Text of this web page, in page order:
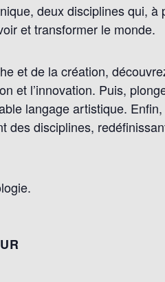
deux disciplines qui, à
et transformer le monde.
et de la création,
et l’innovation. Puis,
langage artistique.
des disciplines,